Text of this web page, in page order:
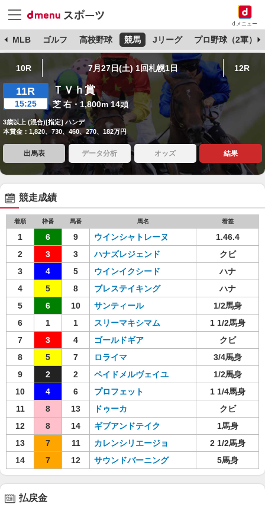
dメニュー
MLB ゴルフ 高校野球 競馬 Jリーグ プロ野球（2軍）
10R 7月27日(土) 1回札幌1日 12R
11R
15:25
ＴＶｈ賞
芝 右・1,800m 14頭
3歳以上 (混合)[指定] ハンデ
本賞金：1,820、730、460、270、182万円
出馬表 データ分析 オッズ 結果
競走成績
着順 枠番 馬番 馬名 着差
1 6 9 ウインシャトレーヌ
1.46.4
2
3 3 ハナズレジェンド
クビ
3
4 5 ウインイクシード
ハナ
4
5 8 ブレステイキング
ハナ
5
6 10 サンティール
1/2馬身
6
1 1 スリーマキシマム
1 1/2馬身
7
3 4 ゴールドギア
クビ
8
5 7 ロライマ
3/4馬身
9
2 2 ペイドメルヴェイユ
1/2馬身
10
4 6 プロフェット
1 1/4馬身
11
8 13 ドゥーカ
クビ
12
8 14 ギブアンドテイク
1馬身
13
7 11 カレンシリエージョ
2 1/2馬身
14
7 12 サウンドバーニング 5馬身
払戻金